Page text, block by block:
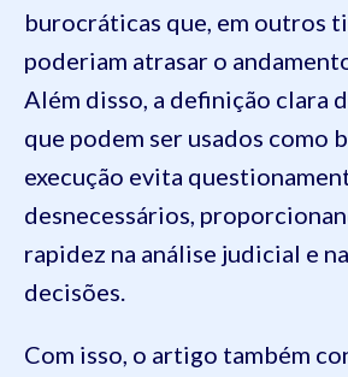
burocráticas que, em outros
poderiam atrasar o
Além disso, a definição clara
que podem ser usados como
execução evita
desnecessários,
rapidez na análise judicial e
decisões.
Com isso, o artigo também